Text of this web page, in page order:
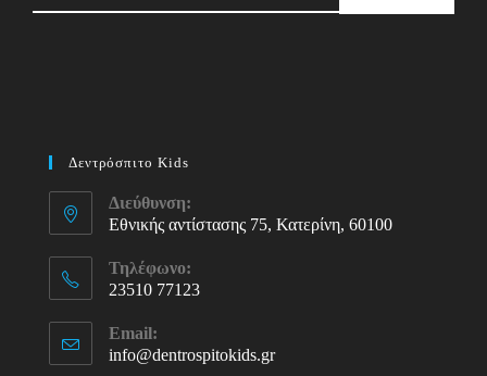
Δεντρόσπιτο Kids
Διεύθυνση:
Εθνικής αντίστασης 75, Κατερίνη, 60100
Τηλέφωνο:
23510 77123
in
your
Email:
info@dentrospitokids.grOpens